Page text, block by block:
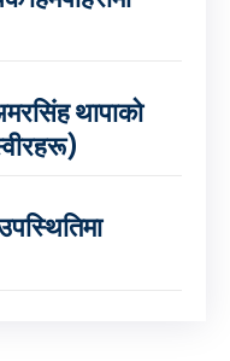
थापाको